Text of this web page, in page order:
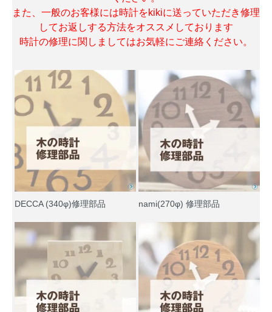
また、一般のお客様には時計をkikiに送っていただき修理
してお返しする方法をオススメしております
時計の修理に関しましてはお気軽にご連絡ください。
DECCA (340φ)修理部品 nami(270φ) 修理部品